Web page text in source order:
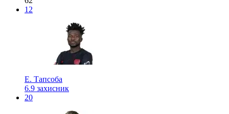
12
Е. Тапсоба
6.9 захисник
20